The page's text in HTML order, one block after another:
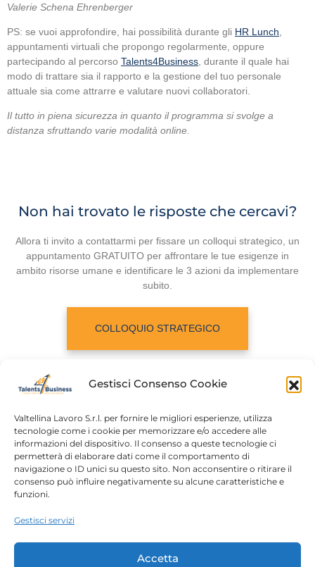
Gestisci Consenso Cookie
Valtellina Lavoro S.r.l. per fornire le migliori esperienze, utilizza
tecnologie come i cookie per memorizzare e/o accedere alle
informazioni del dispositivo. Il consenso a queste tecnologie ci
permetterà di elaborare dati come il comportamento di
navigazione o ID unici su questo sito. Non acconsentire o ritirare il
consenso può influire negativamente su alcune caratteristiche e
funzioni.
Gestisci servizi
Accetta
Valerie Schena Ehrenberger
PS: se vuoi approfondire, hai possibilità durante gli HR Lunch
appuntamenti virtuali che propongo regolarmente, oppure
partecipando al percorso Talents4Business , durante il quale hai
modo di trattare sia il rapporto e la gestione del tuo personale
attuale sia come attrarre e valutare nuovi collaboratori.
Il tutto in piena sicurezza in quanto il programma si svolge a
distanza sfruttando varie modalità online.
Non hai trovato le risposte che cercavi?
Allora ti invito a contattarmi per fissare un colloqui strategico, un
appuntamento GRATUITO per affrontare le tue esigenze in
ambito risorse umane e identificare le 3 azioni da implementare
subito.
COLLOQUIO STRATEGICO
Home
Login
Chi siamo
Conosciamoci
Contatti